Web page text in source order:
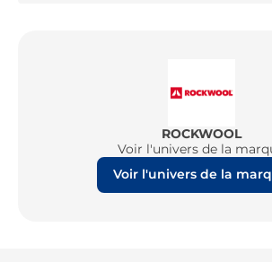
ROCKWOOL
Voir l'univers de la
Voir l'univers de la